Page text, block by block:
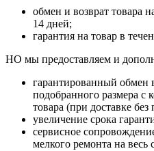
обмен и возврат товара
14 дней;
гарантия на товар в
НО мы предоставляем и
гарантированный обмен
подобранного размера с
товара (при доставке
увеличение срока
сервисное
мелкого ремонта на весь